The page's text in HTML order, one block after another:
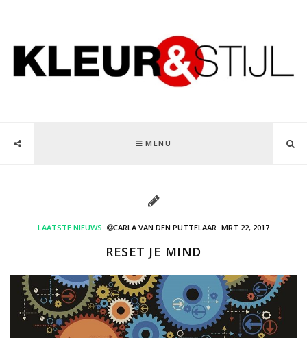
MENU
LAATSTE NIEUWS CARLA VAN DEN PUTTELAAR MRT 22, 2017
RESET JE MIND